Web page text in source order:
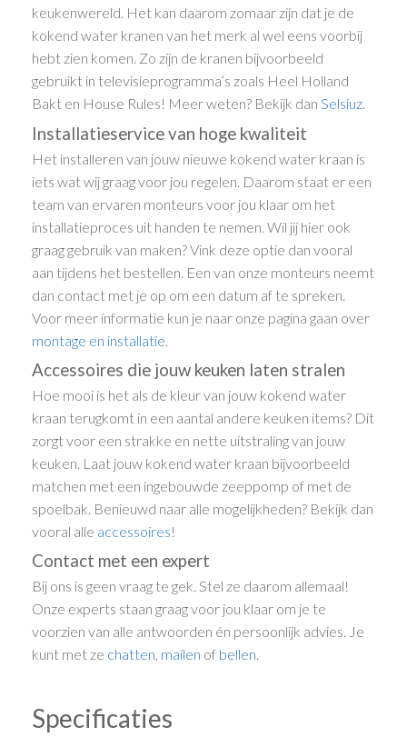
keukenwereld. Het kan daarom zomaar zijn dat je de
kokend water kranen van het merk al wel eens voorbij
hebt zien komen. Zo zijn de kranen bijvoorbeeld
gebruikt in televisieprogramma’s zoals Heel Holland
Bakt en House Rules! Meer weten? Bekijk danSelsiuz.
Installatieservice van hoge kwaliteit
Het installeren van jouw nieuwe kokend water kraan is
iets wat wij graag voor jou regelen. Daarom staat er een
team van ervaren monteurs voor jou klaar om het
installatieproces uit handen te nemen. Wil jij hier ook
graag gebruik van maken? Vink deze optie dan vooral
aan tijdens het bestellen. Een van onze monteurs neemt
dan contact met je op om een datum af te spreken.
Voor meer informatie kun je naar onze pagina gaan over
montage en installatie
Accessoires die jouw keuken laten stralen
Hoe mooi is het als de kleur van jouw kokend water
kraan terugkomt in een aantal andere keuken items? Dit
zorgt voor een strakke en nette uitstraling van jouw
keuken. Laat jouw kokend water kraan bijvoorbeeld
matchen met een ingebouwde zeeppomp of met de
spoelbak. Benieuwd naar alle mogelijkheden? Bekijk dan
vooral alle accessoires!
Contact met een expert
Bij ons is geen vraag te gek. Stel ze daarom allemaal!
Onze experts staan graag voor jou klaar om je te
voorzien van alle antwoorden én persoonlijk advies. Je
kunt met ze chatten, mailen of bellen.
Specificaties